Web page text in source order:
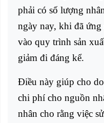
phải có số lượng
ngày nay, khi đã
vào quy trình sản
giảm đi đáng kể.
Điều này giúp cho
chi phí cho nguồn
nhân cho rằng việc